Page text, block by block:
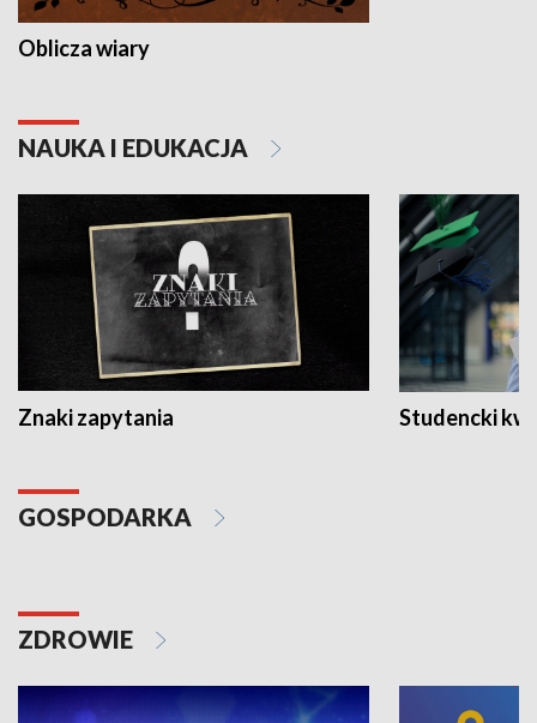
Oblicza wiary
NAUKA I EDUKACJA
Znaki zapytania Studencki
GOSPODARKA
ZDROWIE